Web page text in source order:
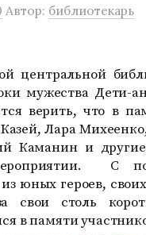
Автор: библиотекарь
центральной
мужества Дети-
верить, что в
Лара
Каманин и
С
юных героев,
свои столь
в памяти